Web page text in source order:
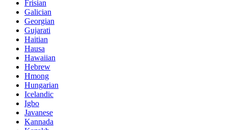
Frisian
Galician
Georgian
Gujarati
Haitian
Hausa
Hawaiian
Hebrew
Hmong
Hungarian
Icelandic
Igbo
Javanese
Kannada